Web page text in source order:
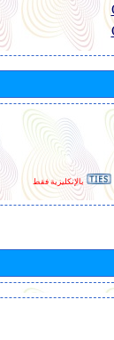
بالإنكليزية فقط